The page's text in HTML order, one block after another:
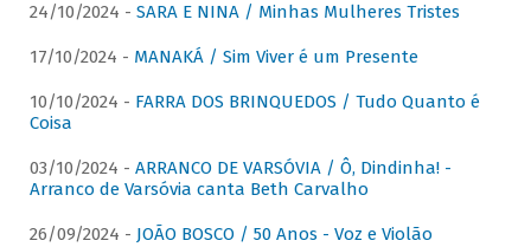
24/10/2024 - SARA E NINA / Minhas Mulheres Tristes
17/10/2024 - MANAKÁ / Sim Viver é um Presente
10/10/2024 - FARRA DOS BRINQUEDOS / Tudo Quanto é
Coisa
03/10/2024 - ARRANCO DE VARSÓVIA / Ô, Dindinha! -
Arranco de Varsóvia canta Beth Carvalho
26/09/2024 - JOÃO BOSCO / 50 Anos - Voz e Violão